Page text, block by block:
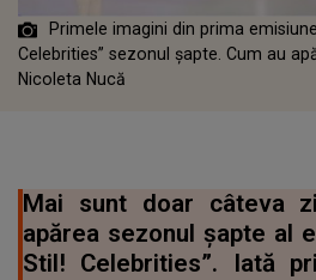
Primele imagini din prima
Celebrities” sezonul șapte. Cum au
Nicoleta Nucă
Mai sunt doar câteva
apărea sezonul șapte al
Stil! Celebrities”. Iată